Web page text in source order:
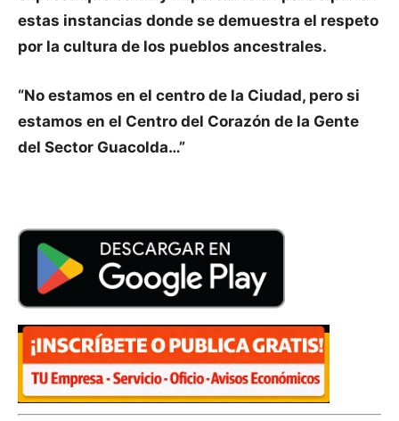
estas instancias donde se demuestra el respeto
por la cultura de los pueblos ancestrales.
“No estamos en el centro de la Ciudad, pero si
estamos en el Centro del Corazón de la Gente
del Sector Guacolda…”